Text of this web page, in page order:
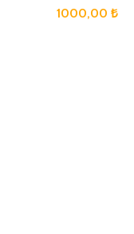
1000,00 ₺